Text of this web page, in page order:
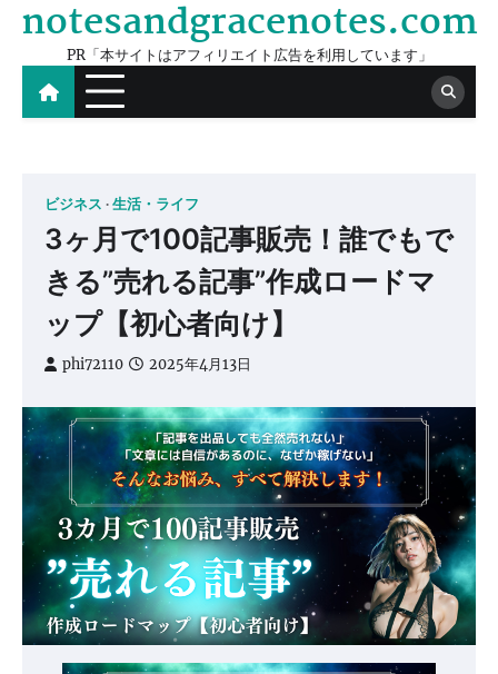
Skip
content
notesandgracenotes.com
PR「本サイトはアフィリエイト広告を利用しています」
ビジネス 生活・ライフ
3ヶ月で100記事販売！誰でもで
きる”売れる記事”作成ロードマ
ップ【初心者向け】
phi72110 2025年4月13日